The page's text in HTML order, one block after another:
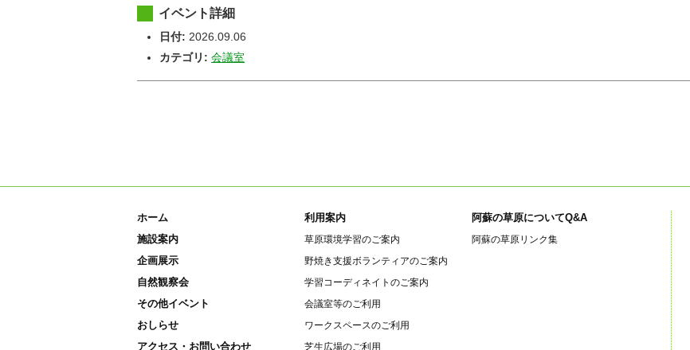
イベント詳細
日付: 2026.09.06
カテゴリ: 会議室
ホーム
施設案内
企画展示
自然観察会
その他イベント
おしらせ
アクセス・お問い合わせ
利用案内
草原環境学習のご案内
野焼き支援ボランティアのご案内
学習コーディネイトのご案内
会議室等のご利用
ワークスペースのご利用
芝生広場のご利用
阿蘇の草原についてQ&A
阿蘇の草原リンク集